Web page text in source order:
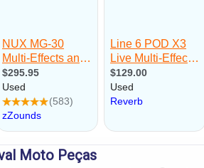
Moto Peças